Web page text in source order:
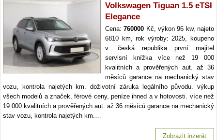
Volkswagen Tiguan 1.5 eTSI
Elegance
Cena:760000 Kč, výkon 96 kw, najeto
6810 km, rok výroby: 2025, koupeno
v: česká republika první majitel
servisní knížka více než 19 000
kvalitních a prověřených aut. až 36
měsíců garance na mechanický stav
vozu, kontrola najetých km. doživotní záruka legálního původu. výkup
všech modelů a značek, férové ceny, peníze ihned a v hotovosti. více než
19 000 kvalitních a prověřených aut. až 36 měsíců garance na mechanický
stav vozu, kontrola najetých km.…
Zobrazit inzerát